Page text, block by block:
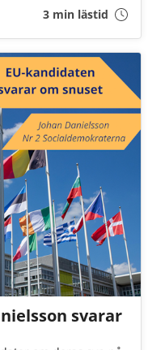
3 min lästid
svarar